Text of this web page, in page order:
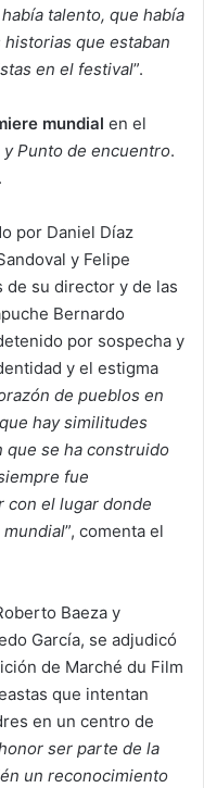
talento, que había
que estaban
en el festival”.
mundial en el
Punto de encuentro.
.
por Daniel Díaz
y Felipe
su director y de las
Bernardo
por sospecha y
y el estigma
de pueblos en
hay similitudes
que se ha construido
fue
con el lugar donde
”, comenta el
Baeza y
García, se adjudicó
de Marché du Film
que intentan
en un centro de
ser parte de la
un reconocimiento